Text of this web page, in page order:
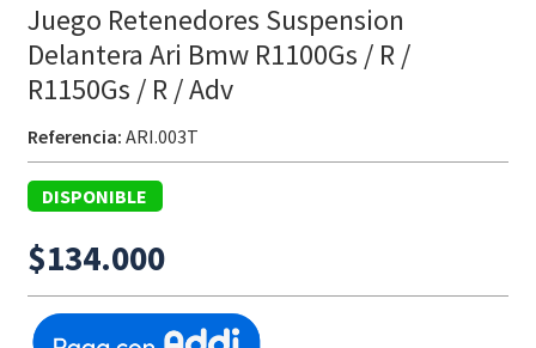
Juego Retenedores Suspension
Delantera Ari Bmw R1100Gs / R /
R1150Gs / R / Adv
Referencia: ARI.003T
DISPONIBLE
$134.000